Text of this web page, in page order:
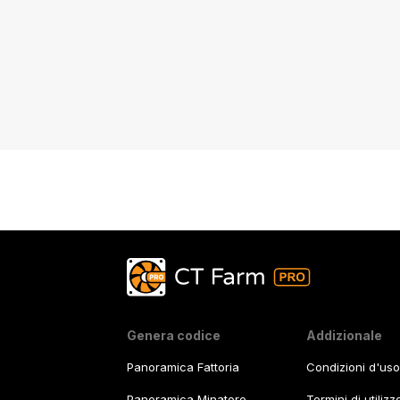
Genera codice
Panoramica Fattoria
Addizionale
Condizioni d'uso